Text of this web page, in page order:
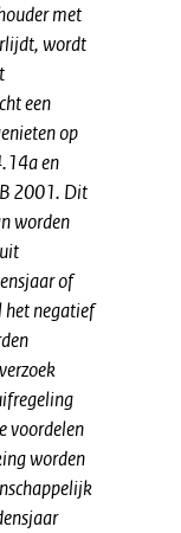
met
wordt
een
op
en
2001. Dit
worden
of
het negatief
voordelen
worden